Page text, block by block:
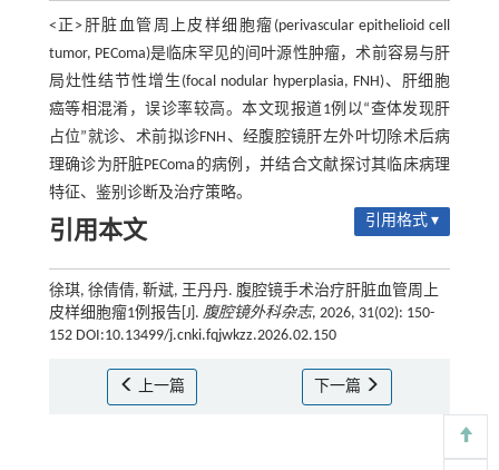
<正>肝脏血管周上皮样细胞瘤(perivascular epithelioid cell
tumor, PEComa)是临床罕见的间叶源性肿瘤，术前容易与肝
局灶性结节性增生(focal nodular hyperplasia, FNH)、肝细胞
癌等相混淆，误诊率较高。本文现报道1例以“查体发现肝
占位”就诊、术前拟诊FNH、经腹腔镜肝左外叶切除术后病
理确诊为肝脏PEComa的病例，并结合文献探讨其临床病理
特征、鉴别诊断及治疗策略。
引用本文 引用格式 ▾
徐琪, 徐倩倩, 靳斌, 王丹丹. 腹腔镜手术治疗肝脏血管周上
皮样细胞瘤1例报告[J]. 腹腔镜外科杂志, 2026, 31(02): 150-
152 DOI:10.13499/j.cnki.fqjwkzz.2026.02.150
上一篇 下一篇